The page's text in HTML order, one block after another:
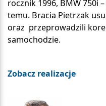
rocznik 1996, BMW 750i
temu. Bracia Pietrzak
oraz przeprowadzili
samochodzie.
Zobacz realizacje